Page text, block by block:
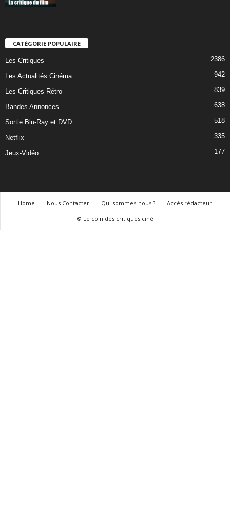
CATÉGORIE POPULAIRE
Les Critiques 2386
Les Actualités Cinéma 942
Les Critiques Rétro 839
Bandes Annonces 638
Sortie Blu-Ray et DVD 518
Netflix 335
Jeux-Vidéo 177
Home Nous Contacter Qui sommes-nous ?
Accès rédacteur
© Le coin des critiques ciné